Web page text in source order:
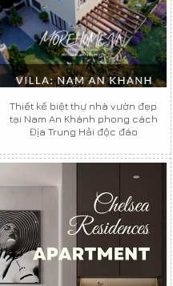
Thiết kế biệt thự nhà vườn đẹp
tại Nam An Khánh phong cách
Địa Trung Hải độc đáo